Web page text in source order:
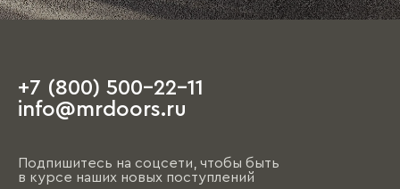
+7 (800) 500-22-11
info@mrdoors.ru
Подпишитесь на соцсети, чтобы быть
в курсе наших новых поступлений